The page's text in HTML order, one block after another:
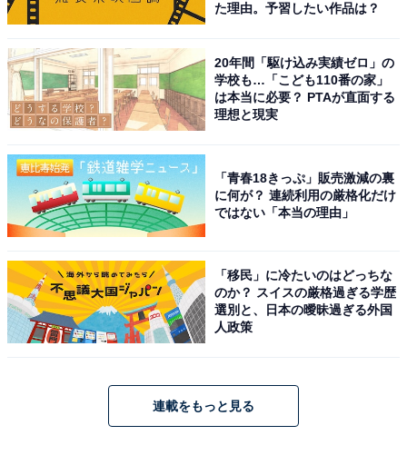
た理由。予習したい作品は？
20年間「駆け込み実績ゼロ」の
学校も…「こども110番の家」
は本当に必要？ PTAが直面する
理想と現実
「青春18きっぷ」販売激減の裏
に何が？ 連続利用の厳格化だけ
ではない「本当の理由」
「移民」に冷たいのはどっちな
のか？ スイスの厳格過ぎる学歴
選別と、日本の曖昧過ぎる外国
人政策
連載をもっと見る